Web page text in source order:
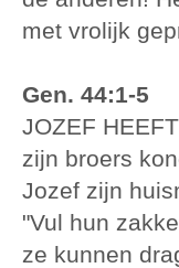
met vrolijk
Gen. 44:1-5
JOZEF
zijn broers
Jozef zijn
"Vul hun
ze kunnen